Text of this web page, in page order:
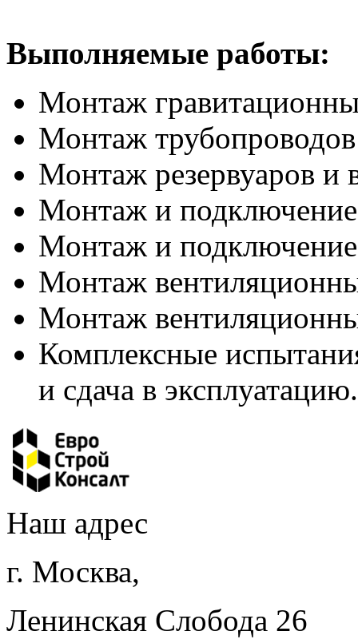
Выполняемые работы:
Монтаж
Монтаж
Монтаж резервуаров и
Монтаж и подключение
Монтаж и подключение
Монтаж
Монтаж
Комплексные
и сдача в эксплуатацию.
Наш адрес
г. Москва,
Ленинская Слобода 26